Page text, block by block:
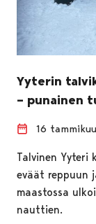
Yyterin
– punainen
16
Talvinen Yyteri
eväät reppuun
maastossa
nauttien.